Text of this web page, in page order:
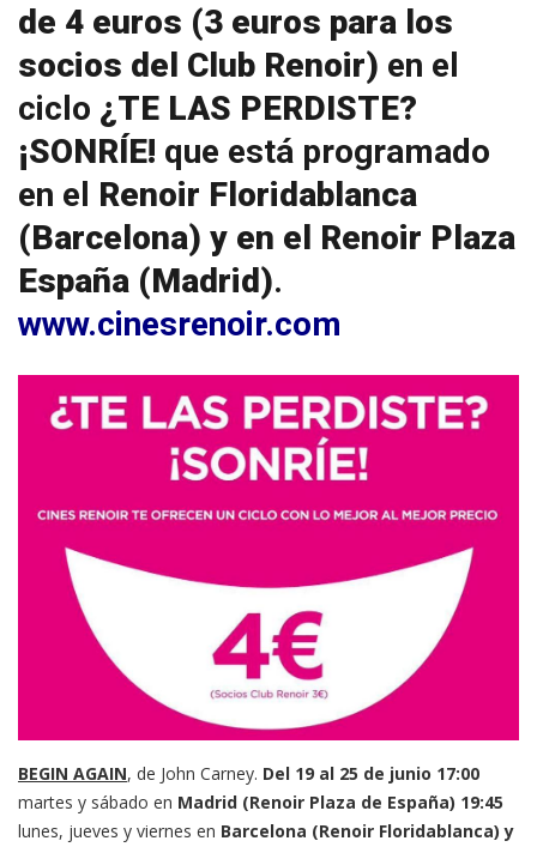
de 4 euros (3 euros para los
socios del Club Renoir) en el
ciclo ¿TE LAS PERDISTE?
¡SONRÍE! que está programado
en el Renoir Floridablanca
(Barcelona) y en el Renoir Plaza
España (Madrid).
www.cinesrenoir.com
BEGIN AGAIN, de John Carney. Del 19 al 25 de junio 17:00
martes y sábado en Madrid (Renoir Plaza de España) 19:45
lunes, jueves y viernes en Barcelona (Renoir Floridablanca) y